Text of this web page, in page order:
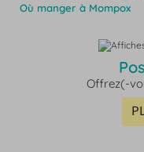
Où manger à Mompox
Offrez(-